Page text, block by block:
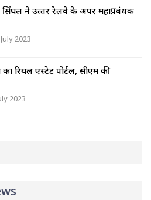
ने उत्‍तर रेलवे के अपर महाप्रबंधक
2023
का रियल एस्टेट पोर्टल, सीएम की
2023